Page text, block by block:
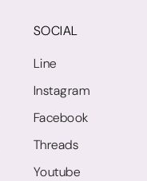
SOCIAL
Line
Instagram
Facebook
Threads
Youtube